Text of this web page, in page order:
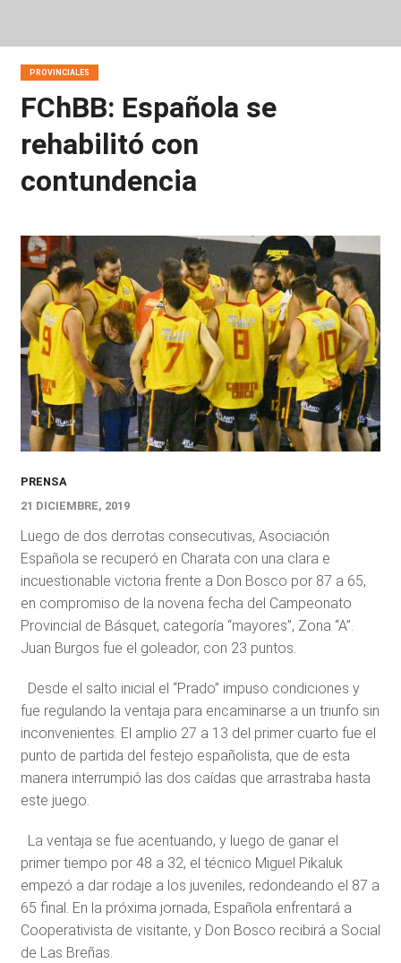
PROVINCIALES
FChBB: Española se
rehabilitó con
contundencia
PRENSA
21 DICIEMBRE, 2019
Luego de dos derrotas consecutivas, Asociación
Española se recuperó en Charata con una clara e
incuestionable victoria frente a Don Bosco por 87 a 65,
en compromiso de la novena fecha del Campeonato
Provincial de Básquet, categoría “mayores”, Zona “A”.
Juan Burgos fue el goleador, con 23 puntos.
Desde el salto inicial el “Prado” impuso condiciones y
fue regulando la ventaja para encaminarse a un triunfo sin
inconvenientes. El amplio 27 a 13 del primer cuarto fue el
punto de partida del festejo españolista, que de esta
manera interrumpió las dos caídas que arrastraba hasta
este juego.
La ventaja se fue acentuando, y luego de ganar el
primer tiempo por 48 a 32, el técnico Miguel Pikaluk
empezó a dar rodaje a los juveniles, redondeando el 87 a
65 final. En la próxima jornada, Española enfrentará a
Cooperativista de visitante, y Don Bosco recibirá a Social
de Las Breñas.